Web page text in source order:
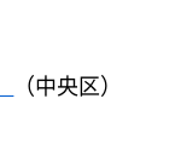
（中央区）